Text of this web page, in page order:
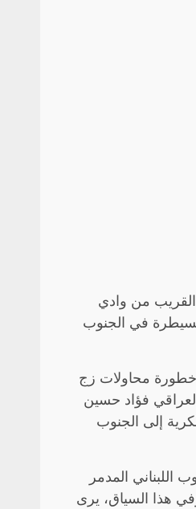
القريب من وادي
في الجنوب
خطورة محاولات زج
فؤاد حسين
إلى الجنوب
المدمر
تمنع تكرار هجمات مماثلة لما جرى في 7 أكتوبر في غزة. وفي هذا السياق، يرى